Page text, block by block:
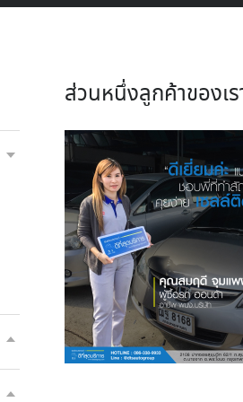
ส่วนหนึ่งลูกค้าของเร